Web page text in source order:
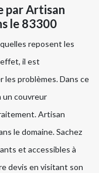
par Artisan
le 83300
reposent les
il est
problèmes. Dans ce
un couvreur
Artisan
le domaine. Sachez
et accessibles à
devis en visitant son